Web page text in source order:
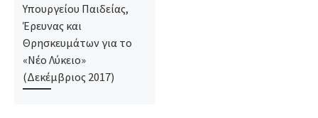
Υπουργείου Παιδείας,
Έρευνας και
Θρησκευμάτων για το
«Νέο Λύκειο»
(Δεκέμβριος 2017)